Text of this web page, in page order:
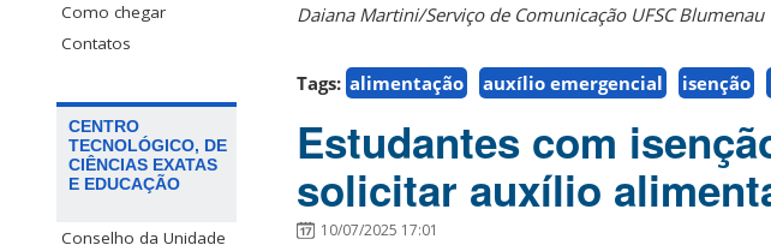
Como chegar
Contatos
CENTRO
TECNOLÓGICO, DE
CIÊNCIAS EXATAS
E EDUCAÇÃO
Conselho da Unidade
Daiana Martini/Serviço de Comunicação UFSC Blumenau
Tags: alimentação auxílio emergencial isenção
Estudantes com
solicitar auxílio
10/07/2025 17:01